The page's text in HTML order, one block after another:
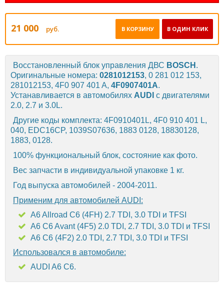
21 000 руб. В ОДИН КЛИК
В КОРЗИНУ
Восстановленный блок управления ДВС BOSCH .
Оригинальные номера: 0281012153, 0 281 012 153,
281012153, 4F0 907 401 A, 4F0907401A.
Устанавливается в автомобилях AUDI с двигателями
2.0, 2.7 и 3.0L.
Другие коды комплекта: 4F0910401L, 4F0 910 401 L,
040, EDC16CP, 1039S07636, 1883 0128, 18830128,
1883, 0128.
100% функциональный блок, состояние как фото.
Вес запчасти в индивидуальной упаковке 1 кг.
Год выпуска автомобилей - 2004-2011.
Применим для автомобилей AUDI:
A6 Allroad C6 (4FH) 2.7 TDI, 3.0 TDI и TFSI
A6 C6 Avant (4F5) 2.0 TDI, 2.7 TDI, 3.0 TDI и TFSI
A6 C6 (4F2) 2.0 TDI, 2.7 TDI, 3.0 TDI и TFSI
Использовался в автомобиле:
AUDI A6 C6.